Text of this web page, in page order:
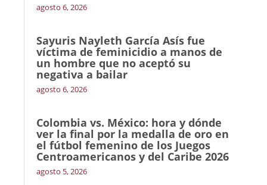
agosto 6, 2026
Sayuris Nayleth García Asís fue
víctima de feminicidio a manos de
un hombre que no aceptó su
negativa a bailar
agosto 6, 2026
Colombia vs. México: hora y dónde
ver la final por la medalla de oro en
el fútbol femenino de los Juegos
Centroamericanos y del Caribe 2026
agosto 5, 2026